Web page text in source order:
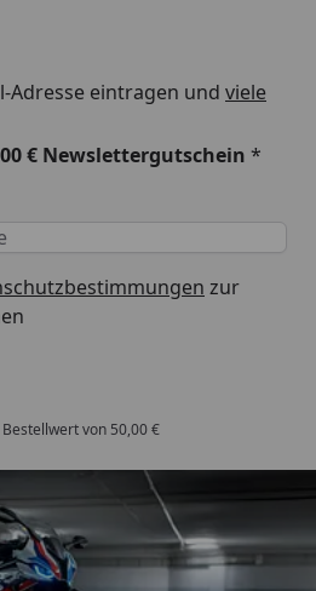
Adresse eintragen und viele
€ Newslettergutschein *
zur
von 50,00 €
Shops